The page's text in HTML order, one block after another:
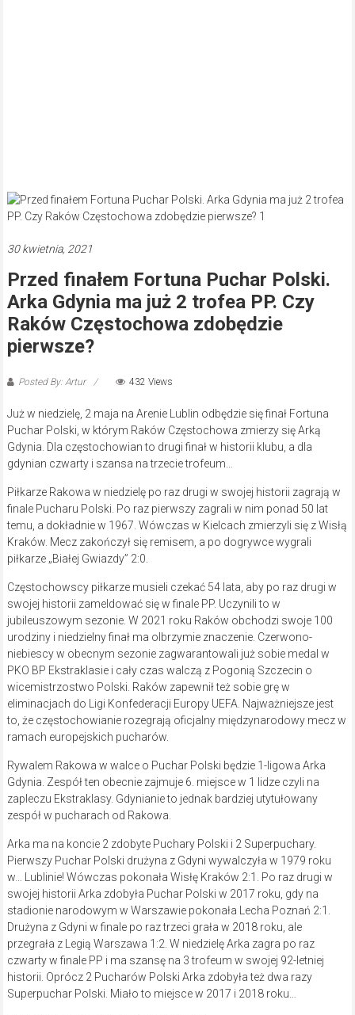
30 kwietnia, 2021
Przed finałem Fortuna Puchar Polski.
Arka Gdynia ma już 2 trofea PP. Czy
Raków Częstochowa zdobędzie
pierwsze?
Posted By: Artur 432 Views
Już w niedzielę, 2 maja na Arenie Lublin odbędzie się finał Fortuna
Puchar Polski, w którym Raków Częstochowa zmierzy się Arką
Gdynia. Dla częstochowian to drugi finał w historii klubu, a dla
gdynian czwarty i szansa na trzecie trofeum…
Piłkarze Rakowa w niedzielę po raz drugi w swojej historii zagrają w
finale Pucharu Polski. Po raz pierwszy zagrali w nim ponad 50 lat
temu, a dokładnie w 1967. Wówczas w Kielcach zmierzyli się z Wisłą
Kraków. Mecz zakończył się remisem, a po dogrywce wygrali
piłkarze „Białej Gwiazdy” 2:0.
Częstochowscy piłkarze musieli czekać 54 lata, aby po raz drugi w
swojej historii zameldować się w finale PP. Uczynili to w
jubileuszowym sezonie. W 2021 roku Raków obchodzi swoje 100
urodziny i niedzielny finał ma olbrzymie znaczenie. Czerwono-
niebiescy w obecnym sezonie zagwarantowali już sobie medal w
PKO BP Ekstraklasie i cały czas walczą z Pogonią Szczecin o
wicemistrzostwo Polski. Raków zapewnił też sobie grę w
eliminacjach do Ligi Konfederacji Europy UEFA. Najważniejsze jest
to, że częstochowianie rozegrają oficjalny międzynarodowy mecz w
ramach europejskich pucharów.
Rywalem Rakowa w walce o Puchar Polski będzie 1-ligowa Arka
Gdynia. Zespół ten obecnie zajmuje 6. miejsce w 1 lidze czyli na
zapleczu Ekstraklasy. Gdynianie to jednak bardziej utytułowany
zespół w pucharach od Rakowa.
Arka ma na koncie 2 zdobyte Puchary Polski i 2 Superpuchary.
Pierwszy Puchar Polski drużyna z Gdyni wywalczyła w 1979 roku
w… Lublinie! Wówczas pokonała Wisłę Kraków 2:1. Po raz drugi w
swojej historii Arka zdobyła Puchar Polski w 2017 roku, gdy na
stadionie narodowym w Warszawie pokonała Lecha Poznań 2:1.
Drużyna z Gdyni w finale po raz trzeci grała w 2018 roku, ale
przegrała z Legią Warszawa 1:2. W niedzielę Arka zagra po raz
czwarty w finale PP i ma szansę na 3 trofeum w swojej 92-letniej
historii. Oprócz 2 Pucharów Polski Arka zdobyła też dwa razy
Superpuchar Polski. Miało to miejsce w 2017 i 2018 roku…